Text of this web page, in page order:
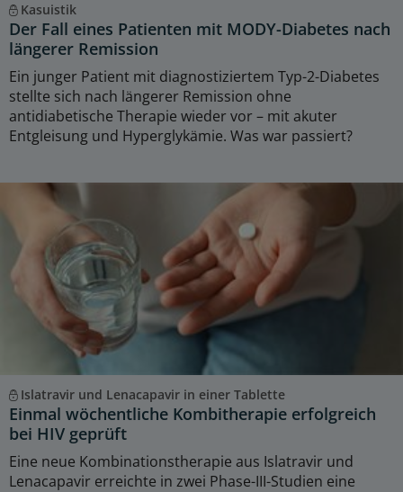
Kasuistik
Der Fall eines Patienten mit MODY-Diabetes nach
längerer Remission
Ein junger Patient mit diagnostiziertem Typ-2-Diabetes
stellte sich nach längerer Remission ohne
antidiabetische Therapie wieder vor – mit akuter
Entgleisung und Hyperglykämie. Was war passiert?
Islatravir und Lenacapavir in einer Tablette
Einmal wöchentliche Kombitherapie erfolgreich
bei HIV geprüft
Eine neue Kombinationstherapie aus Islatravir und
Lenacapavir erreichte in zwei Phase-III-Studien eine